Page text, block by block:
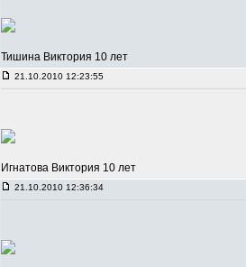
Тишина Виктория 10 лет
21.10.2010 12:23:55
Игнатова Виктория 10 лет
21.10.2010 12:36:34